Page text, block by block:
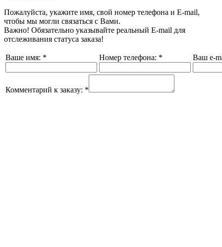
Пожалуйста, укажите имя, свой номер телефона и E-mail,
чтобы мы могли связаться с Вами.
Важно! Обязательно указывайте реальный E-mail для
отслеживания статуса заказа!
Ваше имя: * Номер телефона: * Ваш e-
Комментарий к заказу: *